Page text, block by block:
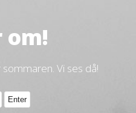
om!
Vi ses då!